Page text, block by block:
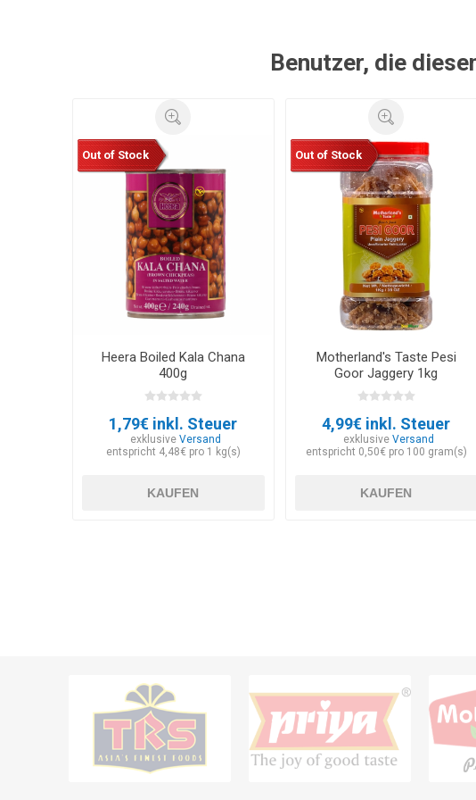
Benutzer, die
Out of Stock
Heera Boiled Kala Chana
400g
1,79€ inkl. Steuer
exklusive Versand
entspricht 4,48€ pro 1 kg(s)
KAUFEN
Out of Stock
Motherland's Taste Pesi
Goor Jaggery 1kg
4,99€ inkl. Steuer
exklusive Versand
entspricht 0,50€ pro 100 gram(s)
KAUFEN